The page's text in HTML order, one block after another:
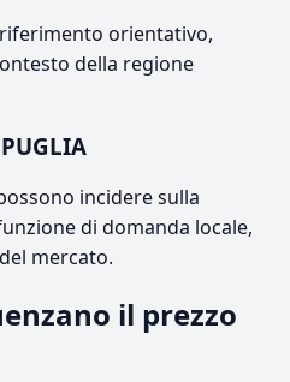
orientativo,
della regione
incidere sulla
di domanda locale,
mercato.
il prezzo